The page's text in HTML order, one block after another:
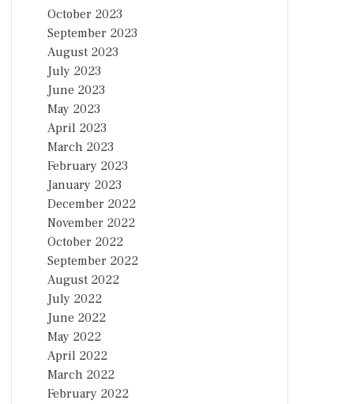
October 2023
September 2023
August 2023
July 2023
June 2023
May 2023
April 2023
March 2023
February 2023
January 2023
December 2022
November 2022
October 2022
September 2022
August 2022
July 2022
June 2022
May 2022
April 2022
March 2022
February 2022